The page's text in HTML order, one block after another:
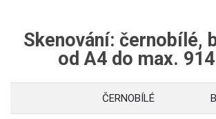
Skenování: černobílé,
od A4 do max.
ČERNOBÍLÉ